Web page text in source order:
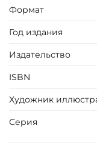
Тиснение
Инкрустация
Вес 2300гр
Формат
Год издания
Издательство
ISBN
Художник
Серия